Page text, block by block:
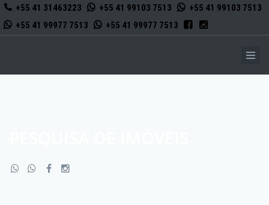
+55 41 31463223 +55 41 99103 7513
+55 41 99103 7513
+55 41 99977 7513
+55 41 99977 7513